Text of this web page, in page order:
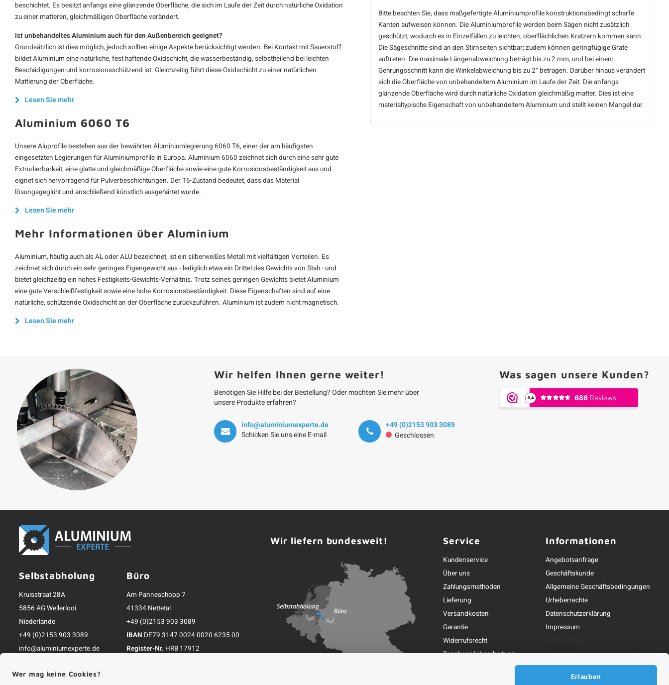
beschichtet. Es besitzt anfangs eine glänzende Oberfläche, die sich im Laufe der Zeit durch natürliche Oxidation
zu einer matteren, gleichmäßigen Oberfläche verändert.
Ist unbehandeltes Aluminium auch für den Außenbereich geeignet?
Grundsätzlich ist dies möglich, jedoch sollten einige Aspekte berücksichtigt werden. Bei Kontakt mit Sauerstoff
bildet Aluminium eine natürliche, fest haftende Oxidschicht, die wasserbeständig, selbstheilend bei leichten
Beschädigungen und korrosionsschützend ist. Gleichzeitig führt diese Oxidschicht zu einer natürlichen
Mattierung der Oberfläche.
Lesen Sie mehr
Aluminium 6060 T6
Unsere Aluprofile bestehen aus der bewährten Aluminiumlegierung 6060 T6, einer der am häufigsten
eingesetzten Legierungen für Aluminiumprofile in Europa. Aluminium 6060 zeichnet sich durch eine sehr gute
Extrudierbarkeit, eine glatte und gleichmäßige Oberfläche sowie eine gute Korrosionsbeständigkeit aus und
eignet sich hervorragend für Pulverbeschichtungen. Der T6-Zustand bedeutet, dass das Material
lösungsgeglüht und anschließend künstlich ausgehärtet wurde.
Lesen Sie mehr
Mehr Informationen über Aluminium
Aluminium, häufig auch als AL oder ALU bezeichnet, ist ein silberweißes Metall mit vielfältigen Vorteilen. Es
zeichnet sich durch ein sehr geringes Eigengewicht aus - lediglich etwa ein Drittel des Gewichts von Stah - und
bietet gleichzeitig ein hohes Festigkeits-Gewichts-Verhältnis. Trotz seines geringen Gewichts bietet Aluminium
eine gute Verschleißfestigkeit sowie eine hohe Korrosionsbeständigkeit. Diese Eigenschaften sind auf eine
natürliche, schützende Oxidschicht an der Oberfläche zurückzuführen. Aluminium ist zudem nicht magnetisch.
Lesen Sie mehr
Bitte beachten Sie, dass maßgefertigte Aluminiumprofile konstruktionsbedingt scharfe
Kanten aufweisen können. Die Aluminiumprofile werden beim Sägen nicht zusätzlich
geschützt, wodurch es in Einzelfällen zu leichten, oberflächlichen Kratzern kommen kann.
Die Sägeschnitte sind an den Stirnseiten sichtbar; zudem können geringfügige Grate
auftreten. Die maximale Längenabweichung beträgt bis zu 2 mm, und bei einem
Gehrungsschnitt kann die Winkelabweichung bis zu 2° betragen. Darüber hinaus verändert
sich die Oberfläche von unbehandeltem Aluminium im Laufe der Zeit. Die anfangs
glänzende Oberfläche wird durch natürliche Oxidation gleichmäßig matter. Dies ist eine
materialtypische Eigenschaft von unbehandeltem Aluminium und stellt keinen Mangel dar.
Wir helfen Ihnen gerne weiter!
Benötigen Sie Hilfe bei der Bestellung? Oder möchten Sie mehr über
unsere Produkte erfahren?
info@aluminiumexperte.de
Schicken Sie uns eine E-mail
+49 (0)2153 903 3089
Geschlossen
Was sagen unsere Kunden?
Selbstabholung
Kruisstraat 28A
5856 AG Wellerlooi
Niederlande
+49 (0)2153 903 3089
info@aluminiumexperte.de
Büro
Am Panneschopp 7
41334 Nettetal
+49 (0)2153 903 3089
IBAN DE79 3147 0024 0020 6235 00
Register-Nr. HRB 17912
Wir liefern bundesweit! Service
Kundenservice
Über uns
Zahlungsmethoden
Lieferung
Versandkosten
Garantie
Widerrufsrecht
Beschwerdebearbeitung
Kontakt und Erreichbarkeit
Informationen
Angebotsanfrage
Geschäftskunde
Allgemeine Geschäftsbedingungen
Urheberrechte
Datenschutzerklärung
Impressum
Aluminium
Alu-Profilleiste
Alu-Flachprofil
Wer mag keine Cookies? Erlauben